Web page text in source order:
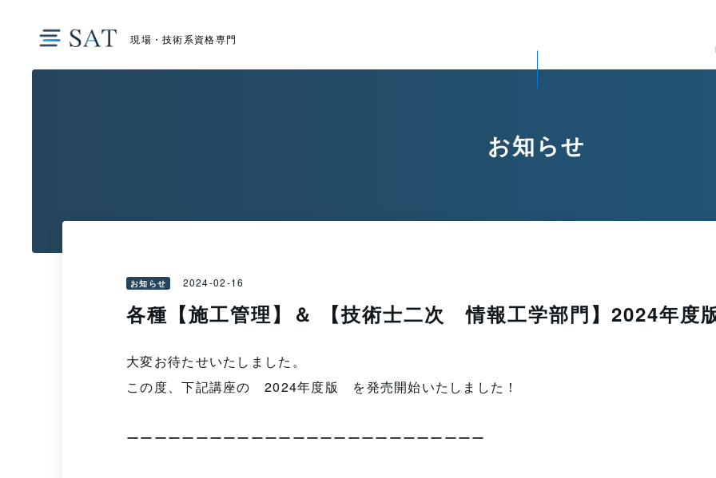
現場・技術系資格専門
お知らせ
お知らせ 2024-02-16
各種【施工管理】＆ 【技術士二次 情報工学部門】2024年
大変お待たせいたしました。
この度、下記講座の 2024年度版 を発売開始いたしました！
ーーーーーーーーーーーーーーーーーーーーーーーーーー